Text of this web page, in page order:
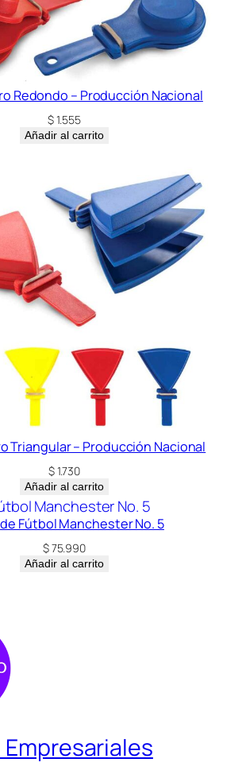
Redondo – Producción Nacional
$1.555
Añadir al carrito
Triangular – Producción Nacional
$1.730
Añadir al carrito
Fútbol Manchester No. 5
$75.990
Añadir al carrito
Empresariales